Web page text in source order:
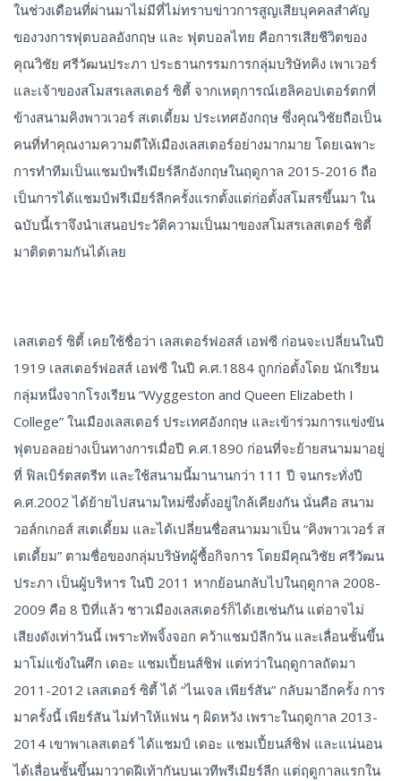
ในช่วงเดือนที่ผ่านมาไม่มีที่ไม่ทราบข่าวการสูญเสียบุคคลสำคัญ
ของวงการฟุตบอลอังกฤษ และ ฟุตบอลไทย คือการเสียชีวิตของ
คุณวิชัย ศรีวัฒนประภา ประธานกรรมการกลุ่มบริษัทคิง เพาเวอร์
และเจ้าของสโมสรเลสเตอร์ ซิตี้ จากเหตุการณ์เฮลิคอปเตอร์ตกที่
ข้างสนามคิงพาวเวอร์ สเตเดี้ยม ประเทศอังกฤษ ซึ่งคุณวิชัยถือเป็น
คนที่ทำคุณงามความดีให้เมืองเลสเตอร์อย่างมากมาย โดยเฉพาะ
การทำทีมเป็นแชมป์พรีเมียร์ลีกอังกฤษในฤดูกาล 2015-2016 ถือ
เป็นการได้แชมป์ฟรีเมียร์ลีกครั้งแรกตั้งแต่ก่อตั้งสโมสรขึ้นมา ใน
ฉบับนี้เราจึงนำเสนอประวัติความเป็นมาของสโมสรเลสเตอร์ ซิตี้
มาติดตามกันได้เลย
เลสเตอร์ ซิตี้ เคยใช้ชื่อว่า เลสเตอร์ฟอสส์ เอฟซี ก่อนจะเปลี่ยนในปี
1919 เลสเตอร์ฟอสส์ เอฟซี ในปี ค.ศ.1884 ถูกก่อตั้งโดย นักเรียน
กลุ่มหนึ่งจากโรงเรียน “Wyggeston and Queen Elizabeth I
College” ในเมืองเลสเตอร์ ประเทศอังกฤษ และเข้าร่วมการแข่งขัน
ฟุตบอลอย่างเป็นทางการเมื่อปี ค.ศ.1890 ก่อนที่จะย้ายสนามมาอยู่
ที่ ฟิลเบิร์ตสตรีท และใช้สนามนี้มานานกว่า 111 ปี จนกระทั่งปี
ค.ศ.2002 ได้ย้ายไปสนามใหม่ซึ่งตั้งอยู่ใกล้เคียงกัน นั่นคือ สนาม
วอล์กเกอส์ สเตเดี้ยม และได้เปลี่ยนชื่อสนามมาเป็น “คิงพาวเวอร์ ส
เตเดี้ยม” ตามชื่อของกลุ่มบริษัทผู้ซื้อกิจการ โดยมีคุณวิชัย ศรีวัฒน
ประภา เป็นผู้บริหาร ในปี 2011 หากย้อนกลับไปในฤดูกาล 2008-
2009 คือ 8 ปีที่แล้ว ชาวเมืองเลสเตอร์ก็ได้เฮเช่นกัน แต่อาจไม่
เสียงดังเท่าวันนี้ เพราะทัพจิ้งจอก คว้าแชมป์ลีกวัน และเลื่อนชั้นขึ้น
มาโม่แข้งในศึก เดอะ แชมเปี้ยนส์ชิฟ แต่ทว่าในฤดูกาลถัดมา
2011-2012 เลสเตอร์ ซิตี้ ได้ “ไนเจล เพียร์สัน” กลับมาอีกครั้ง การ
มาครั้งนี้ เพียร์สัน ไม่ทำให้แฟน ๆ ผิดหวัง เพราะในฤดูกาล 2013-
2014 เขาพาเลสเตอร์ ได้แชมป์ เดอะ แชมเปี้ยนส์ชิฟ และแน่นอน
ได้เลื่อนชั้นขึ้นมาวาดฝีเท้ากันบนเวทีพรีเมียร์ลีก แต่ฤดูกาลแรกใน